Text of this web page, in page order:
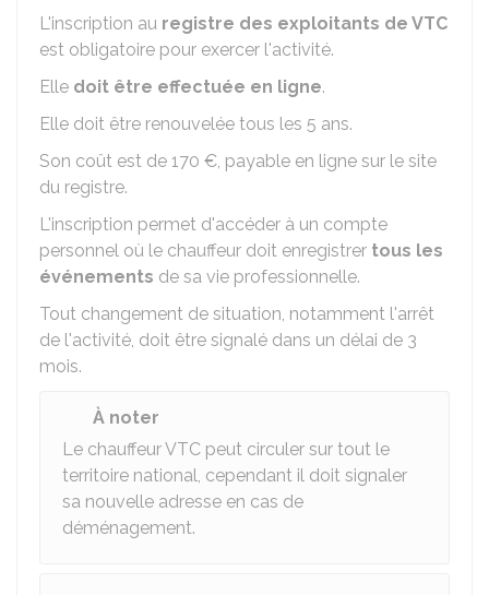
L'inscription au registre des exploitants de VTC
est obligatoire pour exercer l'activité.
Elle doit être effectuée en ligne.
Elle doit être renouvelée tous les 5 ans.
Son coût est de 170 €, payable en ligne sur le site
du registre.
L'inscription permet d'accéder à un compte
personnel où le chauffeur doit enregistrer tous les
événements de sa vie professionnelle.
Tout changement de situation, notamment l'arrêt
de l'activité, doit être signalé dans un délai de 3
mois.
À noter
Le chauffeur VTC peut circuler sur tout le
territoire national, cependant il doit signaler
sa nouvelle adresse en cas de
déménagement.